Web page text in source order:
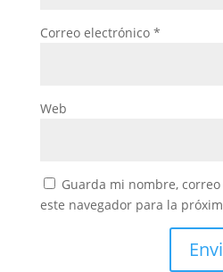
Correo electrónico *
Web
Guarda mi nombre,
este navegador para la